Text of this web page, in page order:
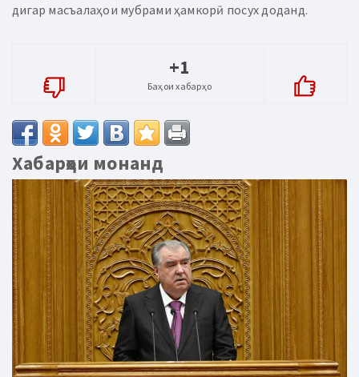
дигар масъалаҳои мубрами ҳамкорӣ посух доданд.
+1
Баҳои хабарҳо
Хабарҳои монанд